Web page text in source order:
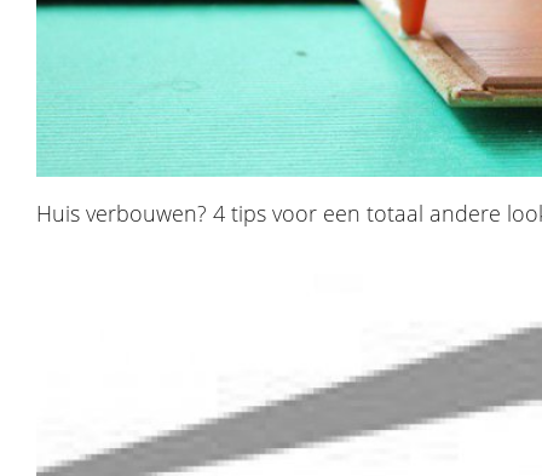
​Huis verbouwen? 4 tips voor een totaal andere